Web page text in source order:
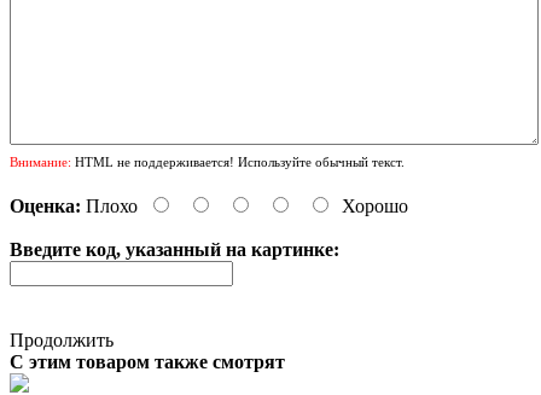
Внимание: HTML не поддерживается! Используйте обычный текст.
Оценка: Плохо Хорошо
Введите код, указанный на картинке:
Продолжить
С этим товаром также смотрят